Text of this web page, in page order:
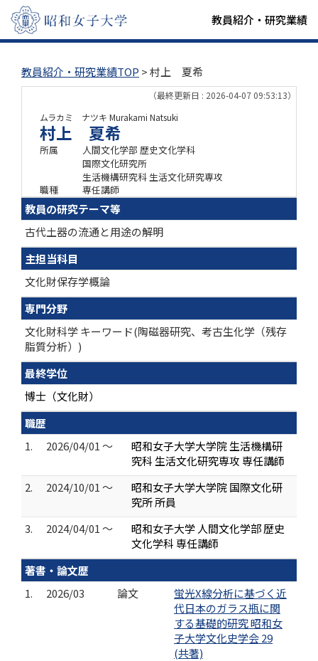
教員紹介・研究業績
教員紹介・研究業績TOP > 村上 夏希
（最終更新日 : 2026-04-07 09:53:13）
ムラカミ ナツキ Murakami Natsuki
村上 夏希
所属
人間文化学部 歴史文化学科
国際文化研究所
生活機構研究科 生活文化研究専攻
職種
専任講師
教員の研究テーマ等
古代土器の流通と用途の解明
主担当科目
文化財保存学概論
専門分野
文化財科学 キーワード(陶磁器研究、考古生化学（残存
脂質分析）)
最終学位
博士（文化財）
職歴
1.
2026/04/01 ～
昭和女子大学大学院 生活機構研
究科 生活文化研究専攻 専任講師
2.
2024/10/01 ～
昭和女子大学大学院 国際文化研
究所 所員
3.
2024/04/01 ～
昭和女子大学 人間文化学部 歴史
文化学科 専任講師
著書・論文歴
1.
2026/03 論文
蛍光X線分析に基づく近
代日本のガラス瓶に関
する基礎的研究 昭和女
子大学文化史学会 29
(共著)